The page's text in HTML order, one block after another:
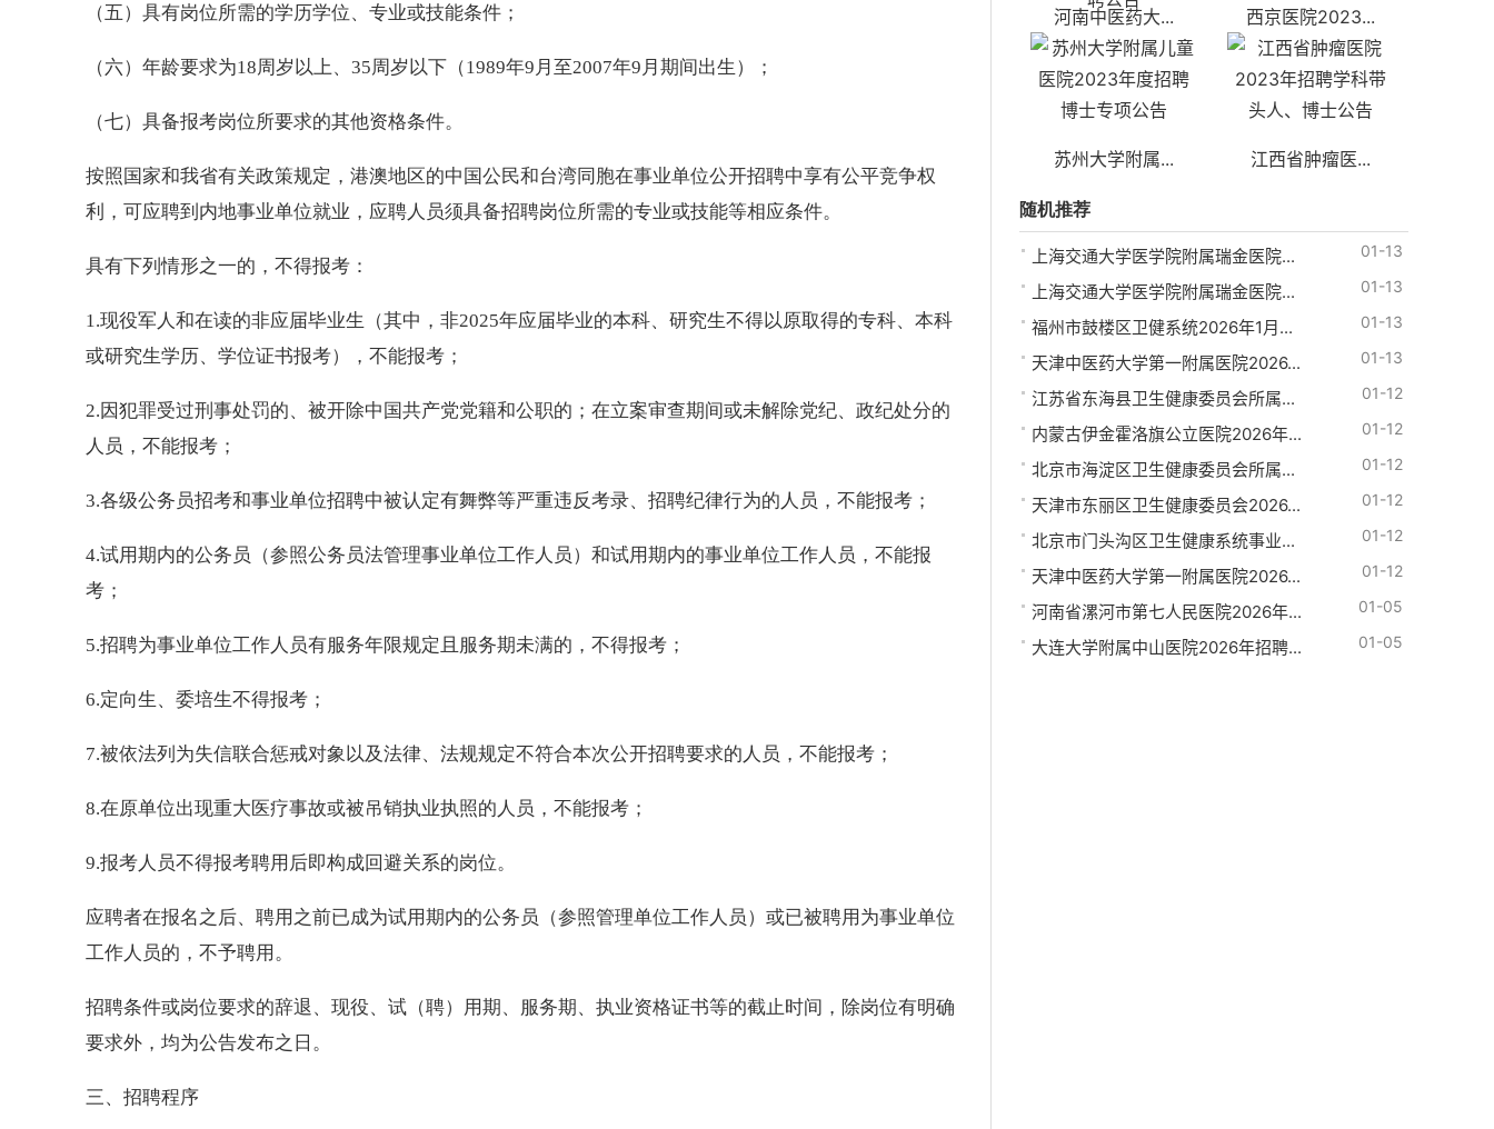
（五）具有岗位所需的学历学位、专业或技能条件；
（六）年龄要求为18周岁以上、35周岁以下（1989年9月至2007年9月期间出生）；
（七）具备报考岗位所要求的其他资格条件。
按照国家和我省有关政策规定，港澳地区的中国公民和台湾同胞在事业单位公开招聘中享有公平竞争权
利，可应聘到内地事业单位就业，应聘人员须具备招聘岗位所需的专业或技能等相应条件。
具有下列情形之一的，不得报考：
1.现役军人和在读的非应届毕业生（其中，非2025年应届毕业的本科、研究生不得以原取得的专科、本科
或研究生学历、学位证书报考），不能报考；
2.因犯罪受过刑事处罚的、被开除中国共产党党籍和公职的；在立案审查期间或未解除党纪、政纪处分的
人员，不能报考；
3.各级公务员招考和事业单位招聘中被认定有舞弊等严重违反考录、招聘纪律行为的人员，不能报考；
4.试用期内的公务员（参照公务员法管理事业单位工作人员）和试用期内的事业单位工作人员，不能报
考；
5.招聘为事业单位工作人员有服务年限规定且服务期未满的，不得报考；
6.定向生、委培生不得报考；
7.被依法列为失信联合惩戒对象以及法律、法规规定不符合本次公开招聘要求的人员，不能报考；
8.在原单位出现重大医疗事故或被吊销执业执照的人员，不能报考；
9.报考人员不得报考聘用后即构成回避关系的岗位。
应聘者在报名之后、聘用之前已成为试用期内的公务员（参照管理单位工作人员）或已被聘用为事业单位
工作人员的，不予聘用。
招聘条件或岗位要求的辞退、现役、试（聘）用期、服务期、执业资格证书等的截止时间，除岗位有明确
要求外，均为公告发布之日。
三、招聘程序
河南中医药大... 西京医院2023...
苏州大学附属... 江西省肿瘤医...
随机推荐
01-13
上海交通大学医学院附属瑞金医院...
01-13
上海交通大学医学院附属瑞金医院...
01-13
福州市鼓楼区卫健系统2026年1月...
01-13
天津中医药大学第一附属医院2026...
01-12
江苏省东海县卫生健康委员会所属...
01-12
内蒙古伊金霍洛旗公立医院2026年...
01-12
北京市海淀区卫生健康委员会所属...
01-12
天津市东丽区卫生健康委员会2026...
01-12
北京市门头沟区卫生健康系统事业...
01-12
天津中医药大学第一附属医院2026...
01-05
河南省漯河市第七人民医院2026年...
01-05
大连大学附属中山医院2026年招聘...